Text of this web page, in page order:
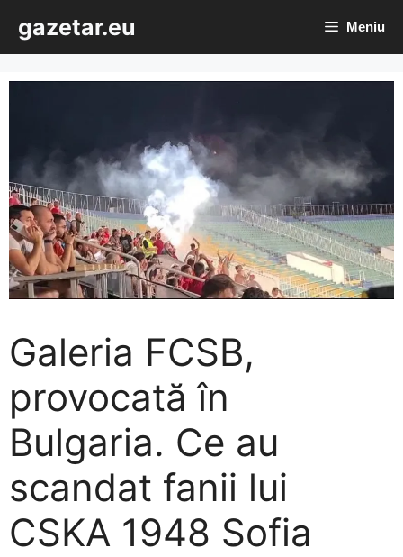
conținut
gazetar.eu Meniu
Galeria FCSB,
provocată în
Bulgaria. Ce au
scandat fanii lui
CSKA 1948 Sofia